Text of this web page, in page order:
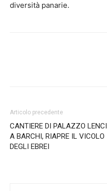
diversità panarie.
Articolo precedente
CANTIERE DI PALAZZO LENCI
A BARCHI, RIAPRE IL VICOLO
DEGLI EBREI